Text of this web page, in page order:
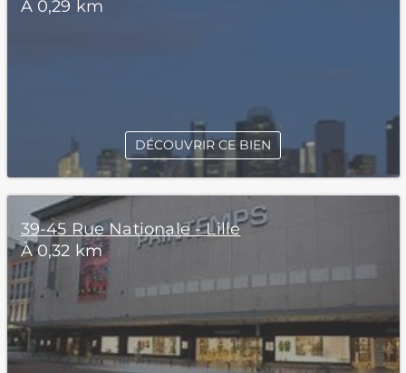
À 0,29 km
DÉCOUVRIR CE BIEN
39-45 Rue Nationale - Lille
À 0,32 km